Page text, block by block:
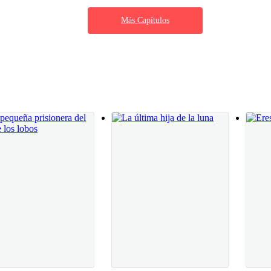
ahí como una tonta. Avanzo hasta mi padre, mi hermanastra todavía
me indique su presencia, y entonces veo
estaba mi cabeza. El miedo se apodera
antes de leerla.Tomo la hoja con manos
y así no tengas que llevar la carga o
Más Capítulos